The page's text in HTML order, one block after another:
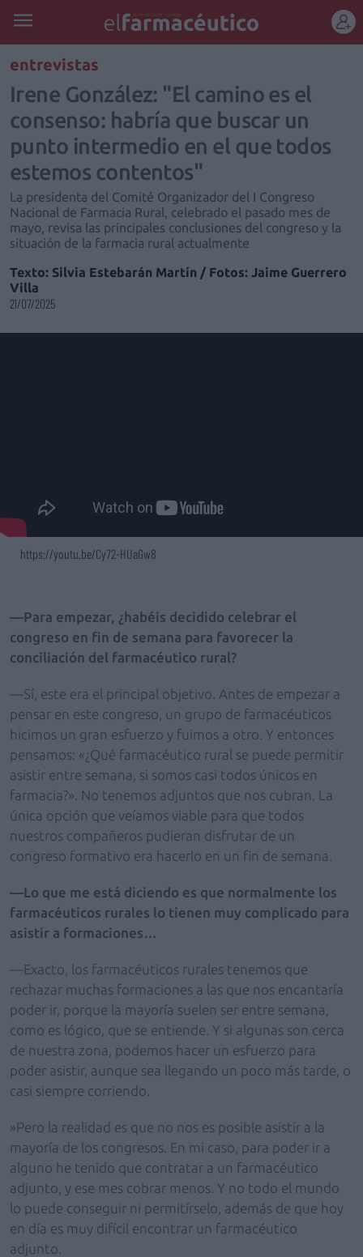
entrevistas
Irene González: "El camino es el
consenso: habría que buscar un
punto intermedio en el que todos
estemos contentos"
La presidenta del Comité Organizador del I Congreso
Nacional de Farmacia Rural, celebrado el pasado mes de
mayo, revisa las principales conclusiones del congreso y la
situación de la farmacia rural actualmente
Texto: Silvia Estebarán Martín / Fotos: Jaime Guerrero
Villa
21/07/2025
https://youtu.be/Cy72-HUaGw8
—Para empezar, ¿habéis decidido celebrar el
congreso en fin de semana para favorecer la
conciliación del farmacéutico rural?
—Sí, este era el principal objetivo. Antes de empezar a
pensar en este congreso, un grupo de farmacéuticos
hicimos un gran esfuerzo y fuimos a otro. Y entonces
pensamos: «¿Qué farmacéutico rural se puede permitir
asistir entre semana, si somos casi todos únicos en
farmacia?». No tenemos adjuntos que nos cubran. La
única opción que veíamos viable para que todos
nuestros compañeros pudieran disfrutar de un
congreso formativo era hacerlo en un fin de semana.
—Lo que me está diciendo es que normalmente los
farmacéuticos rurales lo tienen muy complicado para
asistir a formaciones…
—Exacto, los farmacéuticos rurales tenemos que
rechazar muchas formaciones a las que nos encantaría
poder ir, porque la mayoría suelen ser entre semana,
como es lógico, que se entiende. Y si algunas son cerca
de nuestra zona, podemos hacer un esfuerzo para
poder asistir, aunque sea llegando un poco más tarde, o
casi siempre corriendo.
»Pero la realidad es que no nos es posible asistir a la
mayoría de los congresos. En mi caso, para poder ir a
alguno he tenido que contratar a un farmacéutico
adjunto, y ese mes cobrar menos. Y no todo el mundo
lo puede conseguir ni permitírselo, además de que hoy
en día es muy difícil encontrar un farmacéutico
adjunto.